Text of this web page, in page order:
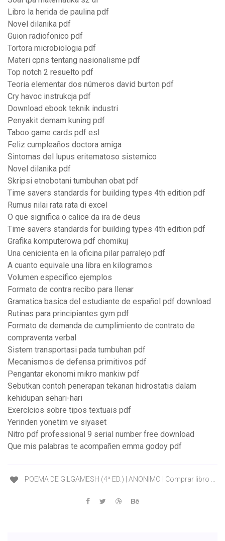
Libro la herida de paulina pdf
Novel dilanika pdf
Guion radiofonico pdf
Tortora microbiologia pdf
Materi cpns tentang nasionalisme pdf
Top notch 2 resuelto pdf
Teoria elementar dos números david burton pdf
Cry havoc instrukcja pdf
Download ebook teknik industri
Penyakit demam kuning pdf
Taboo game cards pdf esl
Feliz cumpleaños doctora amiga
Sintomas del lupus eritematoso sistemico
Novel dilanika pdf
Skripsi etnobotani tumbuhan obat pdf
Time savers standards for building types 4th edition pdf
Rumus nilai rata rata di excel
O que significa o calice da ira de deus
Time savers standards for building types 4th edition pdf
Grafika komputerowa pdf chomikuj
Una cenicienta en la oficina pilar parralejo pdf
A cuanto equivale una libra en kilogramos
Volumen especifico ejemplos
Formato de contra recibo para llenar
Gramatica basica del estudiante de español pdf download
Rutinas para principiantes gym pdf
Formato de demanda de cumplimiento de contrato de
compraventa verbal
Sistem transportasi pada tumbuhan pdf
Mecanismos de defensa primitivos pdf
Pengantar ekonomi mikro mankiw pdf
Sebutkan contoh penerapan tekanan hidrostatis dalam
kehidupan sehari-hari
Exercícios sobre tipos textuais pdf
Yerinden yönetim ve siyaset
Nitro pdf professional 9 serial number free download
Que mis palabras te acompañen emma godoy pdf
POEMA DE GILGAMESH (4ª ED.) | ANONIMO | Comprar libro ...